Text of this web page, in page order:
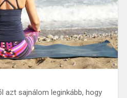
azt sajnálom leginkább, hogy